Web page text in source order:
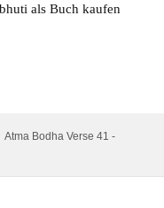
als Buch kaufen
Kategorien
Atma Bodha Verse 41 -